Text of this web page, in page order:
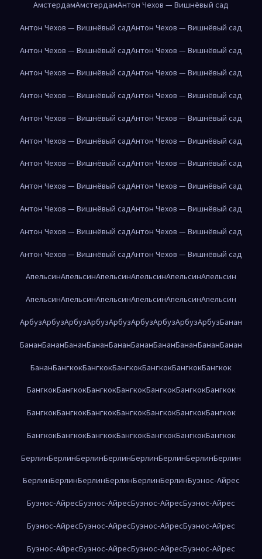
АмстердамАмстердамАнтон Чехов — Вишнёвый сад
Антон Чехов — Вишнёвый садАнтон Чехов — Вишнёвый сад
Антон Чехов — Вишнёвый садАнтон Чехов — Вишнёвый сад
Антон Чехов — Вишнёвый садАнтон Чехов — Вишнёвый сад
Антон Чехов — Вишнёвый садАнтон Чехов — Вишнёвый сад
Антон Чехов — Вишнёвый садАнтон Чехов — Вишнёвый сад
Антон Чехов — Вишнёвый садАнтон Чехов — Вишнёвый сад
Антон Чехов — Вишнёвый садАнтон Чехов — Вишнёвый сад
Антон Чехов — Вишнёвый садАнтон Чехов — Вишнёвый сад
Антон Чехов — Вишнёвый садАнтон Чехов — Вишнёвый сад
Антон Чехов — Вишнёвый садАнтон Чехов — Вишнёвый сад
Антон Чехов — Вишнёвый садАнтон Чехов — Вишнёвый сад
АпельсинАпельсинАпельсинАпельсинАпельсинАпельсин
АпельсинАпельсинАпельсинАпельсинАпельсинАпельсин
АрбузАрбузАрбузАрбузАрбузАрбузАрбузАрбузАрбузБанан
БананБананБананБананБананБананБананБананБананБанан
БананБангкокБангкокБангкокБангкокБангкокБангкок
БангкокБангкокБангкокБангкокБангкокБангкокБангкок
БангкокБангкокБангкокБангкокБангкокБангкокБангкок
БангкокБангкокБангкокБангкокБангкокБангкокБангкок
БерлинБерлинБерлинБерлинБерлинБерлинБерлинБерлин
БерлинБерлинБерлинБерлинБерлинБерлинБуэнос-Айрес
Буэнос-АйресБуэнос-АйресБуэнос-АйресБуэнос-Айрес
Буэнос-АйресБуэнос-АйресБуэнос-АйресБуэнос-Айрес
Буэнос-АйресБуэнос-АйресБуэнос-АйресБуэнос-Айрес